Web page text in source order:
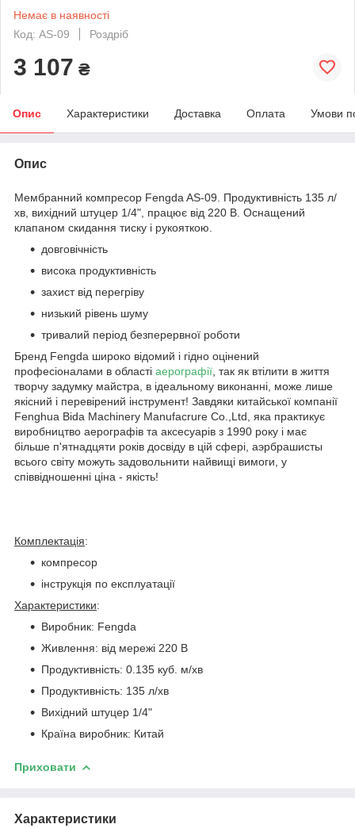
Немає в наявності
Код: AS-09
Роздріб
3 107 ₴
Опис Характеристики Доставка Оплата Умови
Опис
Мембранний компресор Fengda AS-09. Продуктивність 135 л/
хв, вихідний штуцер 1/4", працює від 220 В. Оснащений
клапаном скидання тиску і рукояткою.
довговічність
висока продуктивність
захист від перегріву
низький рівень шуму
тривалий період безперервної роботи
Бренд Fengda широко відомий і гідно оцінений
професіоналами в області аерографії , так як втілити в життя
творчу задумку майстра, в ідеальному виконанні, може лише
якісний і перевірений інструмент! Завдяки китайської компанії
Fenghua Bida Machinery Manufacrure Co.,Ltd, яка практикує
виробництво аерографів та аксесуарів з 1990 року і має
більше п'ятнадцяти років досвіду в цій сфері, аэрбрашисты
всього світу можуть задовольнити найвищі вимоги, у
співвідношенні ціна - якість!
Комплектація:
компресор
інструкція по експлуатації
Характеристики:
Виробник: Fengda
Живлення: від мережі 220 В
Продуктивність: 0.135 куб. м/хв
Продуктивність: 135 л/хв
Вихідний штуцер 1/4"
Країна виробник: Китай
Приховати
Характеристики